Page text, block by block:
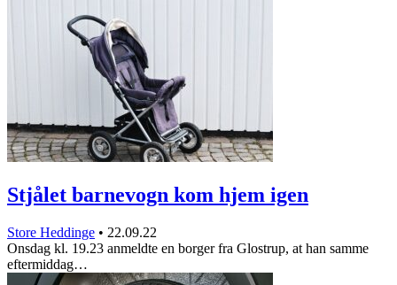
Stjålet barnevogn kom hjem igen
Store Heddinge • 22.09.22
Onsdag kl. 19.23 anmeldte en borger fra Glostrup, at han samme
eftermiddag…